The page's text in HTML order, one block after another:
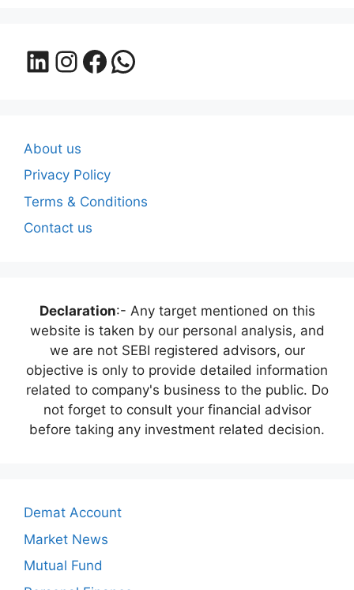
LinkedIn
Instagram
Facebook
WhatsApp
About us
Privacy Policy
Terms & Conditions
Contact us
Declaration:- Any target mentioned on this
website is taken by our personal analysis, and
we are not SEBI registered advisors, our
objective is only to provide detailed information
related to company's business to the public. Do
not forget to consult your financial advisor
before taking any investment related decision.
Demat Account
Market News
Mutual Fund